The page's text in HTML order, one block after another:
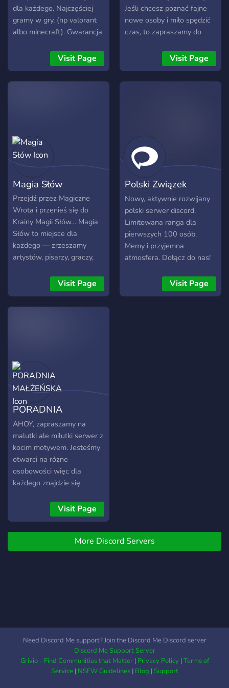
series. Access upon
acceptance of the terms
and conditions and
the roles channel. ★ Due
to lack of interest, sections
titles with us. In the future,
we plan to open a section
for new games like Diablo
dla każdego. Najczęściej
gramy w gry, (np valorant
albo minecraft). Gwarancja
złej zabawy możesz
napisać do nas o zwrot
zabawy
Visit Page
Jeśli chcesz poznać fajne
nowe osoby i miło spędzić
czas, to zapraszamy do
sporo kanałów
tematycznych, wiec
kinomaniacy, gracze,
kanały +18 i czaty
głosowe.
Visit Page
Magia Słów
Przejdź przez Magiczne
Wrota i przenieś się do
Krainy Magii Słów… Magia
Słów to miejsce dla
każdego — zrzeszamy
artystów, pisarzy, graczy,
muzyków, ludzi
kreatywnych, ale też takich,
którzy dopiero szukają
cotygodniowe dyskusje na
temat szeroko pojętej
sztuki, ✦ pracownie dla
lektorów, grafików,
muzyków, graczy oraz
pisarzy, ✦ dawkę
pozytywnej energii i
motywacji do działania, ✦
szeroki wybór ról, ✦
autorskiego bota
„Czarusia”, ✦ strefę for fun,
rozwijającą się
społeczność. To jak, dasz
Visit Page
Polski Związek
Memiarzy (Młyn)
Nowy, aktywnie rozwijany
polski serwer discord.
Limitowana ranga dla
pierwszych 100 osób.
Memy i przyjemna
atmosfera. Dołącz do nas!
Visit Page
PORADNIA
MAŁŻEŃSKA
AHOY, zapraszamy na
malutki ale milutki serwer z
kocim motywem. Jesteśmy
otwarci na różne
osobowości więc dla
każdego znajdzie się
minimalizm, to nie ma tu
niepotrzebnych zapychaczy,
tylko kilka kanałów. Chętnie
cię tu przywitamy miau
miau miau. LINK DO
Visit Page
More Discord Servers
Need Discord Me support? Join the Discord Me Discord server
Discord Me Support Server
Grivio - Find Communities that Matter| Privacy Policy|Terms of
Service| NSFW Guidelines| Blog |Support